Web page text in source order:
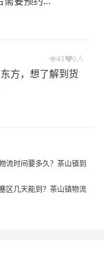
41 0人
方，想了解到货
流时间要多久？ 茶山镇到
区几天能到？ 茶山镇物流